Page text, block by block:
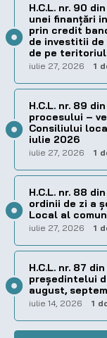
H.C.L. nr. 90
unei finanțări
prin credit
de investitii
de pe teritoriul
iulie 27, 2026 1
H.C.L. nr. 89
procesului –
Consiliului
iulie 2026
iulie 27, 2026 1
H.C.L. nr. 88
ordinii de zi a
Local al
iulie 27, 2026 1
H.C.L. nr. 87
preşedintelui
august,
iulie 14, 2026 1